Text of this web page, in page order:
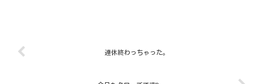
連休終わっちゃった。